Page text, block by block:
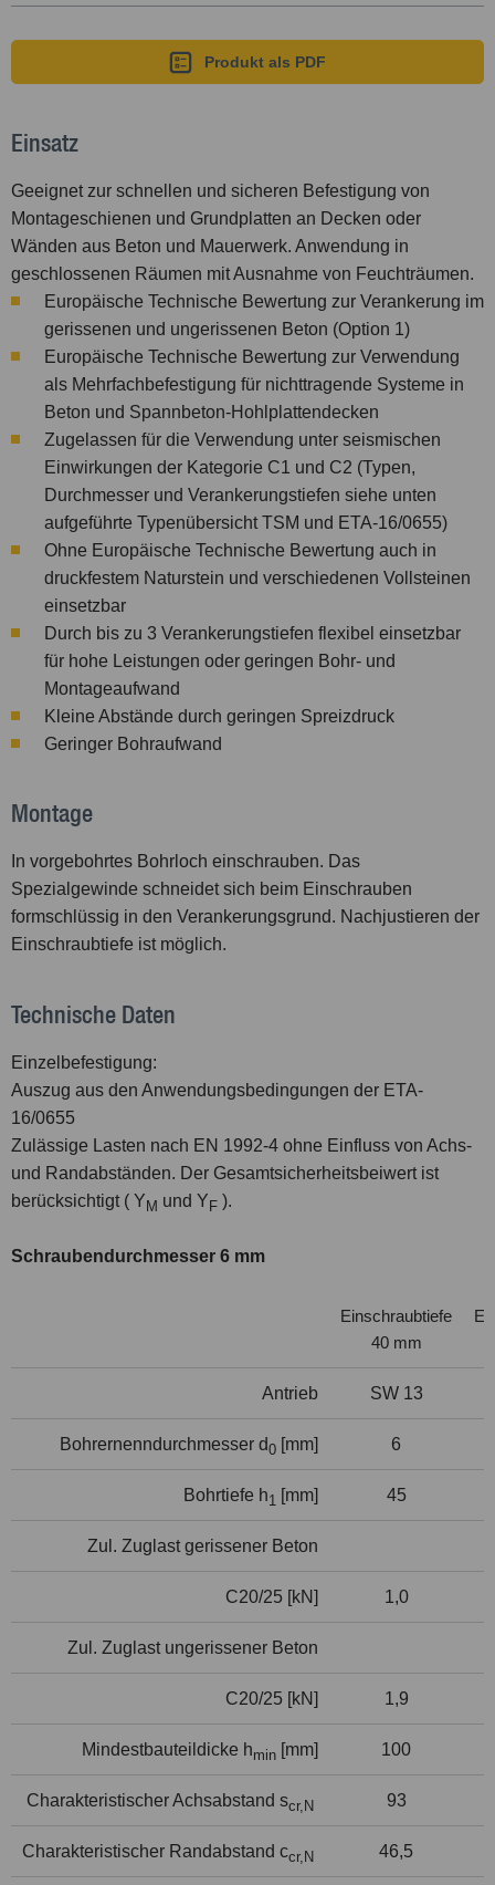
Produkt als PDF
Einsatz
Geeignet zur schnellen und sicheren Befestigung von
Montageschienen und Grundplatten an Decken oder
Wänden aus Beton und Mauerwerk. Anwendung in
geschlossenen Räumen mit Ausnahme von Feuchträumen.
Europäische Technische Bewertung zur Verankerung im
gerissenen und ungerissenen Beton (Option 1)
Europäische Technische Bewertung zur Verwendung
als Mehrfachbefestigung für nichttragende Systeme in
Beton und Spannbeton-Hohlplattendecken
Zugelassen für die Verwendung unter seismischen
Einwirkungen der Kategorie C1 und C2 (Typen,
Durchmesser und Verankerungstiefen siehe unten
aufgeführte Typenübersicht TSM und ETA-16/0655)
Ohne Europäische Technische Bewertung auch in
druckfestem Naturstein und verschiedenen Vollsteinen
einsetzbar
Durch bis zu 3 Verankerungstiefen flexibel einsetzbar
für hohe Leistungen oder geringen Bohr- und
Montageaufwand
Kleine Abstände durch geringen Spreizdruck
Geringer Bohraufwand
Montage
In vorgebohrtes Bohrloch einschrauben. Das
Spezialgewinde schneidet sich beim Einschrauben
formschlüssig in den Verankerungsgrund. Nachjustieren der
Einschraubtiefe ist möglich.
Technische Daten
Einzelbefestigung:
Auszug aus den Anwendungsbedingungen der ETA-
16/0655
Zulässige Lasten nach EN 1992-4 ohne Einfluss von Achs-
und Randabständen. Der Gesamtsicherheitsbeiwert ist
berücksichtigt ( Y M und Y F ).
Schraubendurchmesser 6 mm
Einschraubtiefe
40 mm
Antrieb SW 13
Bohrernenndurchmesser d0 [mm] 6
Bohrtiefe h1 [mm] 45
Zul. Zuglast gerissener Beton
C20/25 [kN] 1,0
Zul. Zuglast ungerissener Beton
C20/25 [kN] 1,9
Mindestbauteildicke hmin [mm] 100
Charakteristischer Achsabstand scr,N 93
Charakteristischer Randabstand ccr,N 46,5